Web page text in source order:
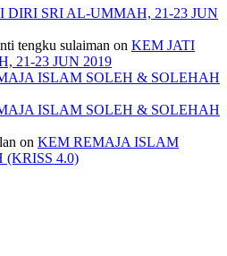
DIRI SRI AL-UMMAH, 21-23 JUN
tengku sulaiman on KEM JATI
21-23 JUN 2019
ISLAM SOLEH & SOLEHAH
ISLAM SOLEH & SOLEHAH
on KEM REMAJA ISLAM
(KRISS 4.0)